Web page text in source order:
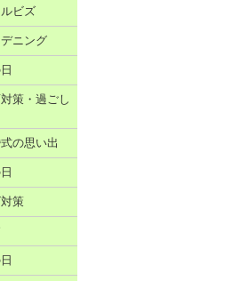
ビズ
ニング
策・過ごし
の思い出
策